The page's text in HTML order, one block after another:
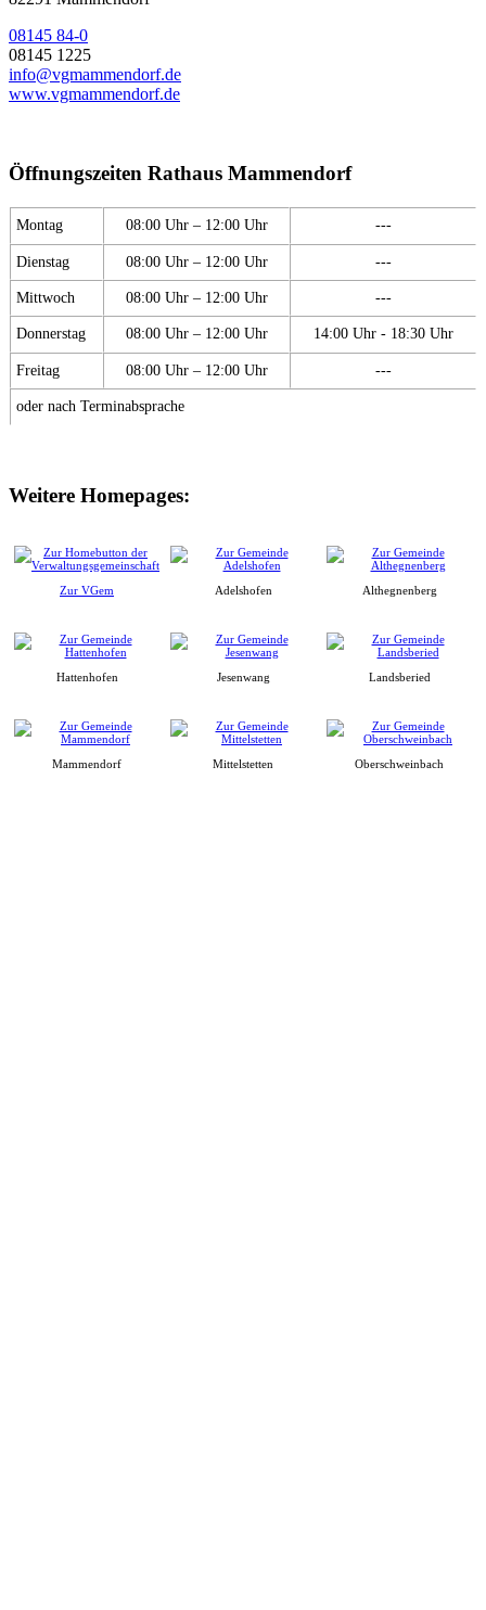
08145 84-0
08145 1225
info@vgmammendorf.de
www.vgmammendorf.de
Öffnungszeiten Rathaus Mammendorf
Montag 08:00 Uhr – 12:00 Uhr ---
Dienstag 08:00 Uhr – 12:00 Uhr ---
Mittwoch 08:00 Uhr – 12:00 Uhr ---
Donnerstag 08:00 Uhr – 12:00 Uhr 14:00 Uhr - 18:30 Uhr
Freitag 08:00 Uhr – 12:00 Uhr ---
oder nach Terminabsprache
Weitere Homepages:
Zur VGem Adelshofen Althegnenberg
Hattenhofen Jesenwang Landsberied
Mammendorf Mittelstetten Oberschweinbach